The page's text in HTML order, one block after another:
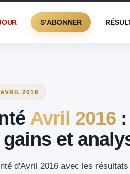
S’ABONNER
2016
Avril 2016 :
et
d'Avril 2016 avec les